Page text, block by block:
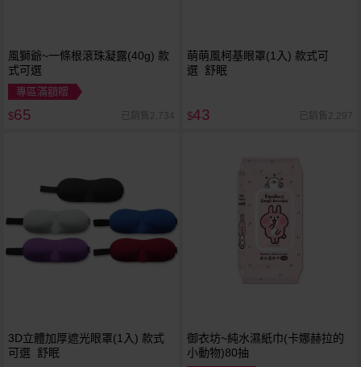
風獅爺~一條根滾珠凝露(40g) 款
式可選
專區滿額贈
$65 已銷售2,734
萌萌風柯基眼罩(1入) 款式可
選 舒眠
$43 已銷售2,297
3D立體加厚遮光眼罩(1入) 款式
可選 舒眠
御衣坊~純水濕紙巾(卡娜赫拉的
小動物)80抽